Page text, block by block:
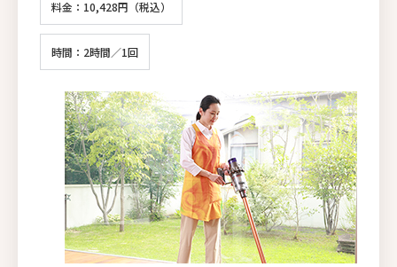
料金：10,428円（税込）
時間：2時間／1回